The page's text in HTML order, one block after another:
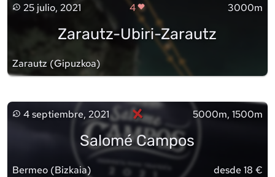
25 julio, 2021 4 3000m
Zarautz-Ubiri-Zarautz
Zarautz(Gipuzkoa)
4 septiembre, 2021 × 5000m, 1500m
Salomé Campos
Bermeo (Bizkaia) desde 18 €